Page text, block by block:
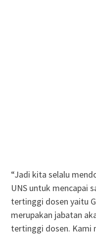
“Jadi kita selalu
UNS untuk mencapai
tertinggi dosen yaitu
merupakan jabatan
tertinggi dosen. Kami